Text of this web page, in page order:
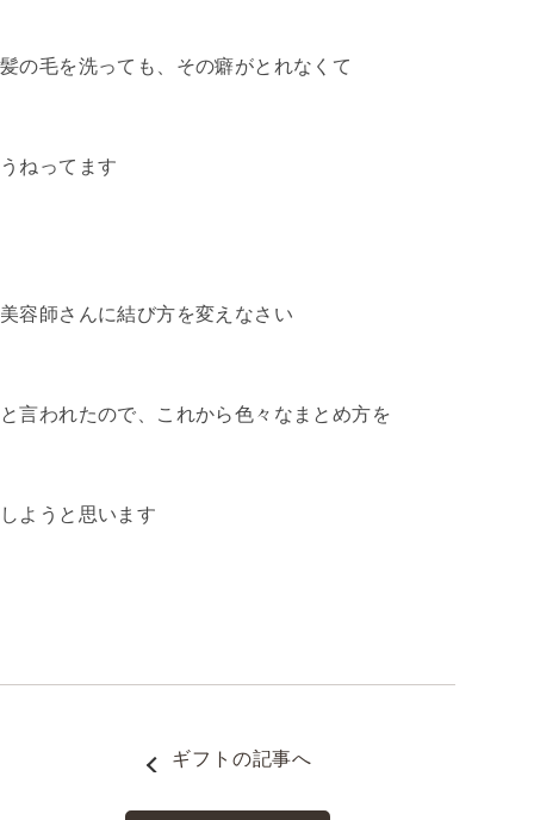
髪の毛を洗っても、その癖がとれなくて
うねってます
美容師さんに結び方を変えなさい
と言われたので、これから色々なまとめ方を
しようと思います
ギフト の記事へ